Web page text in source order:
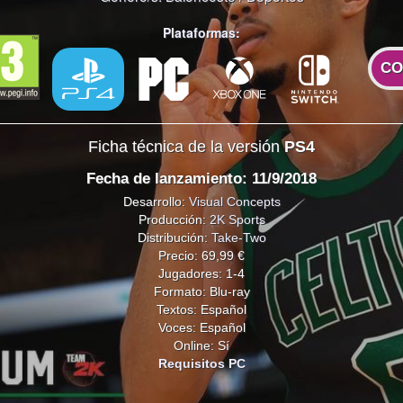
Plataformas:
Ficha técnica de la versiónPS4
Fecha de lanzamiento: 11/9/2018
Desarrollo: Visual Concepts
Producción: 2K Sports
Distribución: Take-Two
Precio: 69,99 €
Jugadores: 1-4
Formato: Blu-ray
Textos: Español
Voces: Español
Online: Sí
Requisitos PC